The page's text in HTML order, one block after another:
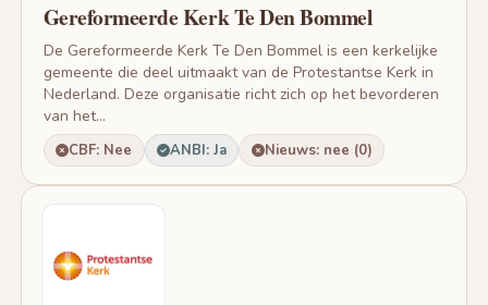
Gereformeerde Kerk Te Den Bommel
De Gereformeerde Kerk Te Den Bommel is een kerkelijke
gemeente die deel uitmaakt van de Protestantse Kerk in
Nederland. Deze organisatie richt zich op het bevorderen
van het...
CBF: Nee ANBI: Ja Nieuws: nee (0)